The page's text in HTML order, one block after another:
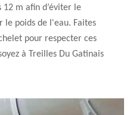
m afin d’éviter le
le poids de l'eau. Faites
pour respecter ces
à Treilles Du Gatinais